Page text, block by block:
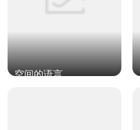
空间的语言